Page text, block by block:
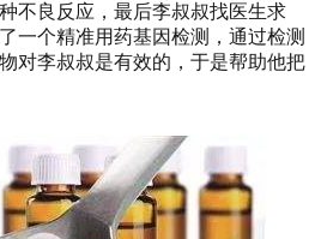
不良反应，最后李叔叔找医生求
一个精准用药基因检测，通过检测
对李叔叔是有效的，于是帮助他把